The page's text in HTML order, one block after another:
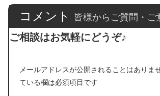
コメント 皆様からご質問・ご
ご相談はお気軽にどうぞ♪
メールアドレスが公開されることはありませ
ている欄は必須項目です